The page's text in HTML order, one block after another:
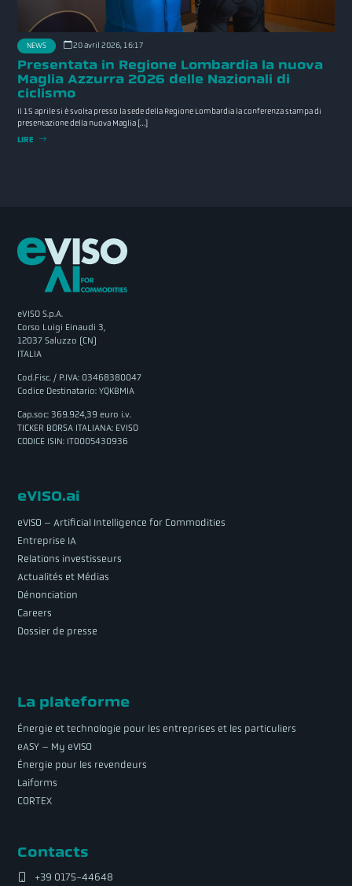
NEWS 20 avril 2026, 16:17
Presentata in Regione Lombardia la nuova
Maglia Azzurra 2026 delle Nazionali di
ciclismo
Il 15 aprile si è svolta presso la sede della Regione Lombardia la conferenza stampa di
presentazione della nuova Maglia […]
LIRE
eVISO S.p.A.
Corso Luigi Einaudi 3,
12037 Saluzzo (CN)
ITALIA
Cod.Fisc. / P.IVA: 03468380047
Codice Destinatario: YQKBMIA
Cap.soc: 369.924,39 euro i.v.
TICKER BORSA ITALIANA: EVISO
CODICE ISIN: IT0005430936
eVISO.ai
eVISO – Artificial Intelligence for Commodities
Entreprise IA
Relations investisseurs
Actualités et Médias
Dénonciation
Careers
Dossier de presse
La plateforme
Énergie et technologie pour les entreprises et les particuliers
eASY – My eVISO
Énergie pour les revendeurs
Laiforms
CORTEX
Contacts
+39 0175-44648